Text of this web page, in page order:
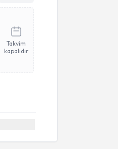
Takvim
kapalıdır